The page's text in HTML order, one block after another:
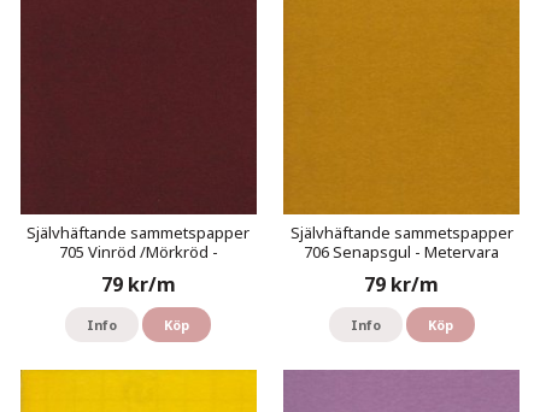
Självhäftande sammetspapper
705 Vinröd /Mörkröd -
79 kr/m
Info Köp
Självhäftande sammetspapper
706 Senapsgul - Metervara
79 kr/m
Info Köp